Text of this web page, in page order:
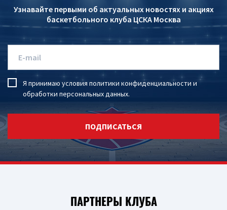
Узнавайте первыми об актуальных новостях и акциях
баскетбольного клуба ЦСКА Москва
Я принимаю условия политики конфиденциальности и
обработки персональных данных.
ПОДПИСАТЬСЯ
ПАРТНЕРЫ КЛУБА